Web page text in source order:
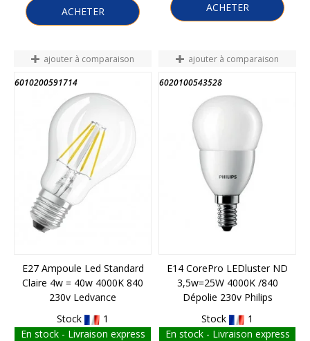
ACHETER ACHETER
ajouter à comparaison
6010200591714
FIN DE STOCK
E27 Ampoule Led Standard
Claire 4w = 40w 4000K 840
230v Ledvance
Stock
1
En stock - Livraison express
ajouter à comparaison
6020100543528
FIN DE STOCK
E14 CorePro LEDluster ND
3,5w=25W 4000K /840
Dépolie 230v Philips
Stock
1
En stock - Livraison express